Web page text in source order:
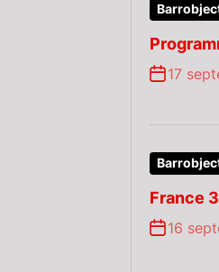
17
France
16